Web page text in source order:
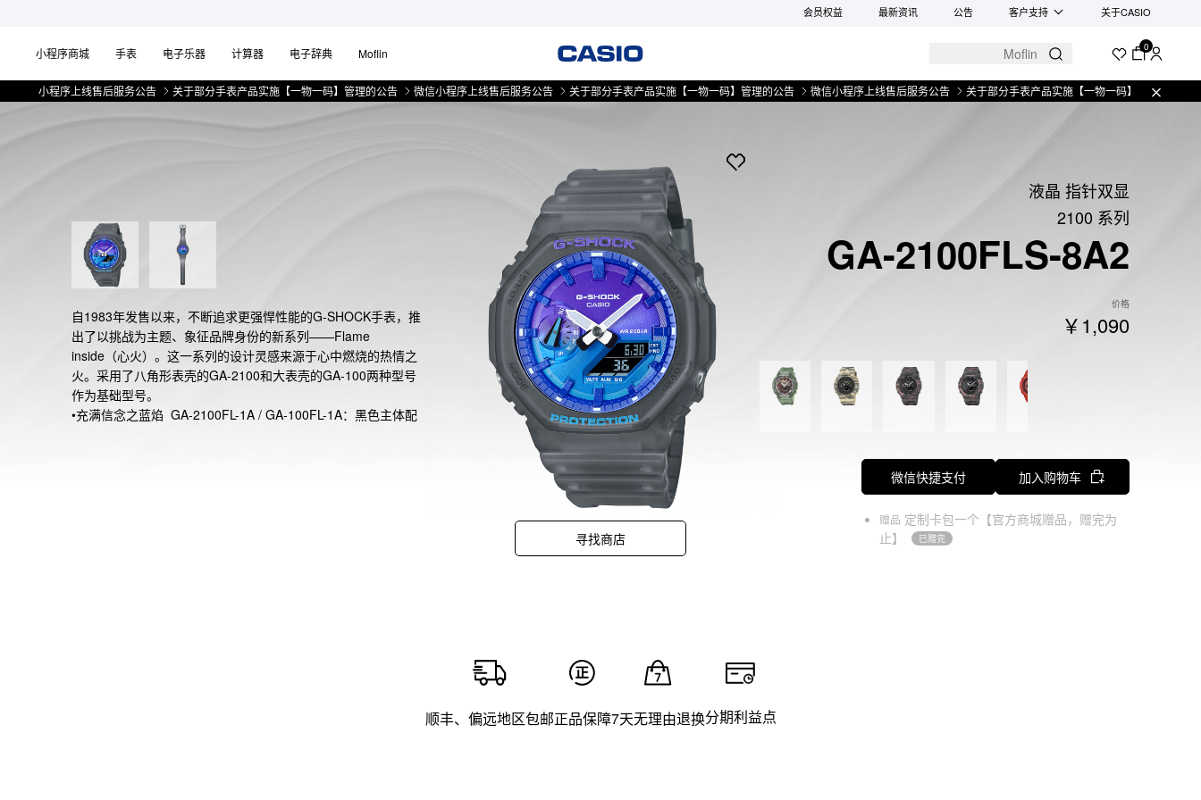
会员权益 最新资讯 公告 客户支持 关于CASIO
小程序商城 手表 电子乐器 计算器 电子辞典 Moflin 0
序上线售后服务公告 关于部分手表产品实施【一物一码】管理的公告 微信小程序上线售后服务公告 关于部分手表产品实施【一物一码】管理的公告 微信小程序上线售后服务公告 关于部分手表产品实施【一物一码】管理的公告
自1983年发售以来，不断追求更强悍性能的G-SHOCK手表，推
出了以挑战为主题、象征品牌身份的新系列——Flame
inside（心火）。这一系列的设计灵感来源于心中燃烧的热情之
火。采用了八角形表壳的GA-2100和大表壳的GA-100两种型号
作为基础型号。
•充满信念之蓝焰  GA-2100FL-1A / GA-100FL-1A：黑色主体配
寻找商店
液晶 指针双显
2100 系列
GA-2100FLS-8A2
价格
￥1,090
微信快捷支付 加入购物车
赠品 定制卡包一个【官方商城赠品，赠完为
止】
已赠完
顺丰、偏远地区包邮正品保障7天无理由退换分期利益点